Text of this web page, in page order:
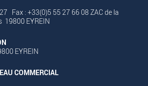
Fax : +33(0)5 55 27 66 08 ZAC de la
19800 EYREIN
EYREIN
COMMERCIAL